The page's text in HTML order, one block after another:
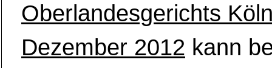
Oberlandesgerichts
Dezember 2012 kann